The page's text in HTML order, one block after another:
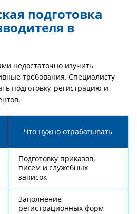
подготовка
в
недостаточно изучить
требования. Специалисту
подготовку, регистрацию и
Что нужно отрабатывать
Подготовку приказов,
писем и служебных
записок
Заполнение
регистрационных форм